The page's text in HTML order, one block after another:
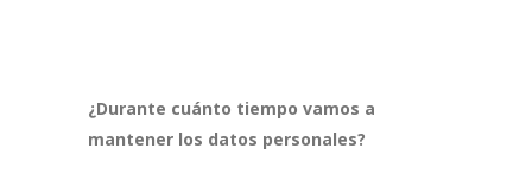
¿Durante cuánto tiempo vamos a
mantener los datos personales?